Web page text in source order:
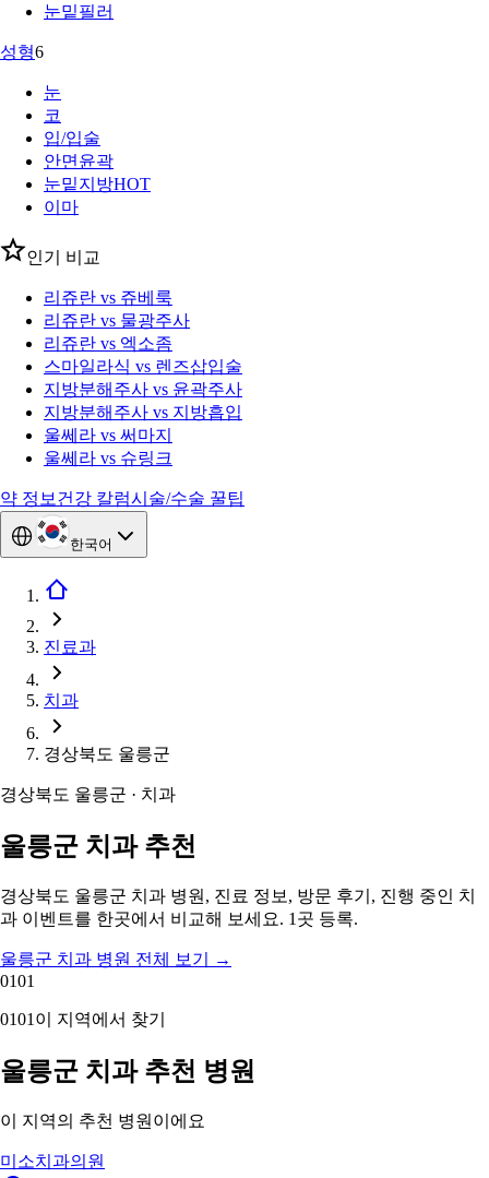
눈밑필러
성형6
눈
코
입/입술
안면윤곽
눈밑지방HOT
이마
인기 비교
리쥬란 vs 쥬베룩
리쥬란 vs 물광주사
리쥬란 vs 엑소좀
스마일라식 vs 렌즈삽입술
지방분해주사 vs 윤곽주사
지방분해주사 vs 지방흡입
울쎄라 vs 써마지
울쎄라 vs 슈링크
약 정보 건강 칼럼시술/수술 꿀팁
한국어
진료과
치과
경상북도 울릉군
경상북도 울릉군 · 치과
울릉군 치과 추천
경상북도 울릉군 치과 병원, 진료 정보, 방문 후기, 진행 중인 치
과 이벤트를 한곳에서 비교해 보세요. 1곳 등록.
울릉군 치과 병원 전체 보기
→
0101
0101 이 지역에서 찾기
울릉군 치과 추천 병원
이 지역의 추천 병원이에요
미소치과의원